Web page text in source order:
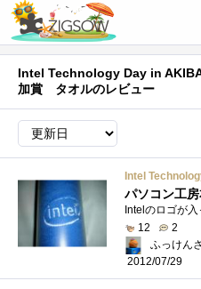
Intel Technology Day in
加賞 タオルのレビュー
12
2
ふっけん
2012/07/29